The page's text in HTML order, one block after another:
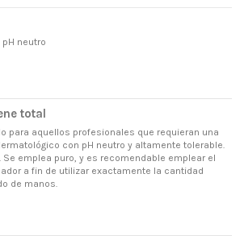
neutro
total
para aquellos profesionales que requieran una
con pH neutro y altamente tolerable.
emplea puro, y es recomendable emplear el
a fin de utilizar exactamente la cantidad
de manos.